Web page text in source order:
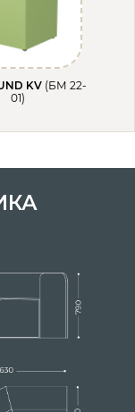
KV (БМ 22-
01)